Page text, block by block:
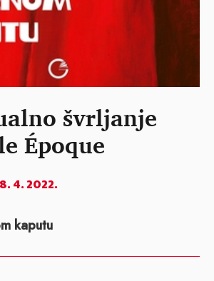
švrljanje
Époque
4. 2022.
kaputu